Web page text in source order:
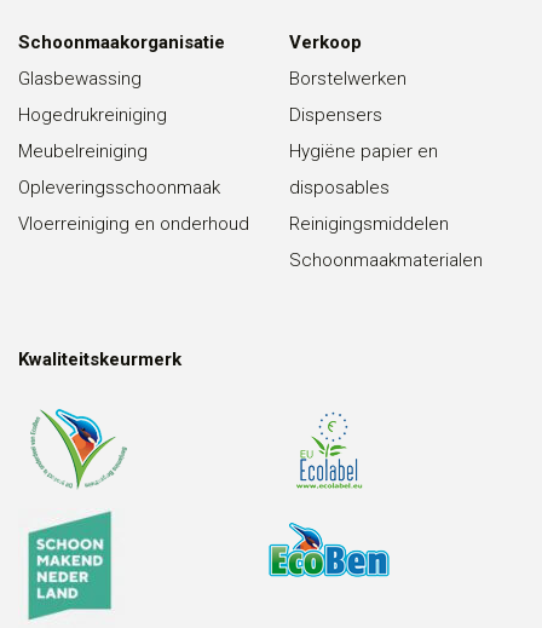
Schoonmaakorganisatie
Glasbewassing
Hogedrukreiniging
Meubelreiniging
Opleveringsschoonmaak
Vloerreiniging en onderhoud
Verkoop
Borstelwerken
Dispensers
Hygiëne papier en
disposables
Reinigingsmiddelen
Schoonmaakmaterialen
Kwaliteitskeurmerk